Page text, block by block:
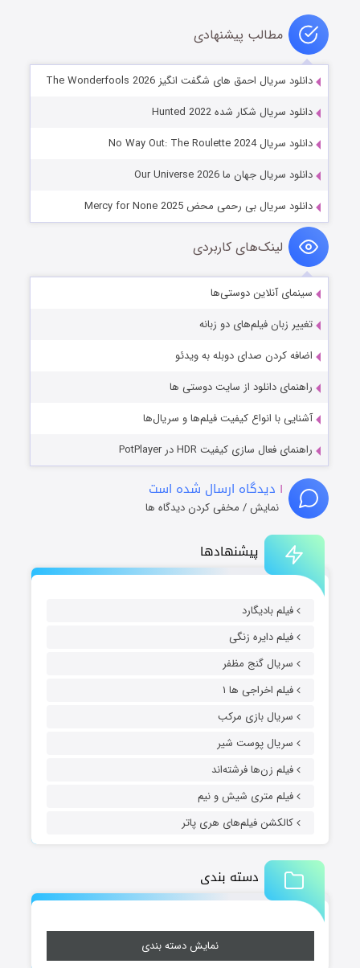
پیشنهادها
فیلم بادیگارد
فیلم دایره زنگی
سریال گنج مظفر
فیلم اخراجی ها ۱
سریال بازی مرکب
سریال پوست شیر
فیلم زن‌ها فرشته‌اند
فیلم متری شیش و نیم
کالکشن فیلم‌های هری پاتر
دسته بندی
نمایش دسته بندی
مطالب پیشنهادی
دانلود سریال احمق های شگفت انگیز The Wonderfools 2026
دانلود سریال شکار شده Hunted 2022
دانلود سریال No Way Out: The Roulette 2024
دانلود سریال جهان ما Our Universe 2026
دانلود سریال بی رحمی محض Mercy for None 2025
لینک‌های کاربردی
سینمای آنلاین دوستی‌ها
تغییر زبان فیلم‌های دو زبانه
اضافه کردن صدای دوبله به ویدئو
راهنمای دانلود از سایت دوستی ها
آشنایی با انواع کیفیت فیلم‌ها و سریال‌ها
راهنمای فعال سازی کیفیت HDR در PotPlayer
۱ دیدگاه ارسال شده است
نمایش / مخفی کردن دیدگاه ها